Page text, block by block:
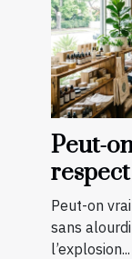
Peut-
en
Peut-on
sans
l’explosion...